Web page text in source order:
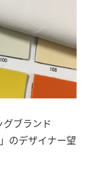
ブランド
のデザイナー望